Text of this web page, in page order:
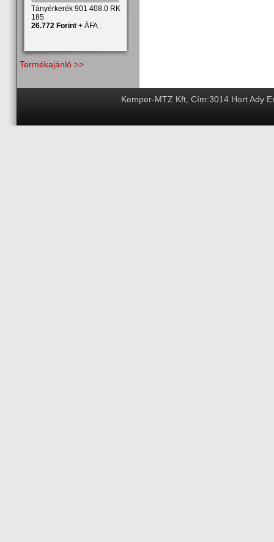
Tányérkerék 901 408.0 RK
185
26.772 Forint + ÁFA
Termékajánló >>
Kemper-MTZ Kft, Cím:3014 Hort Ady